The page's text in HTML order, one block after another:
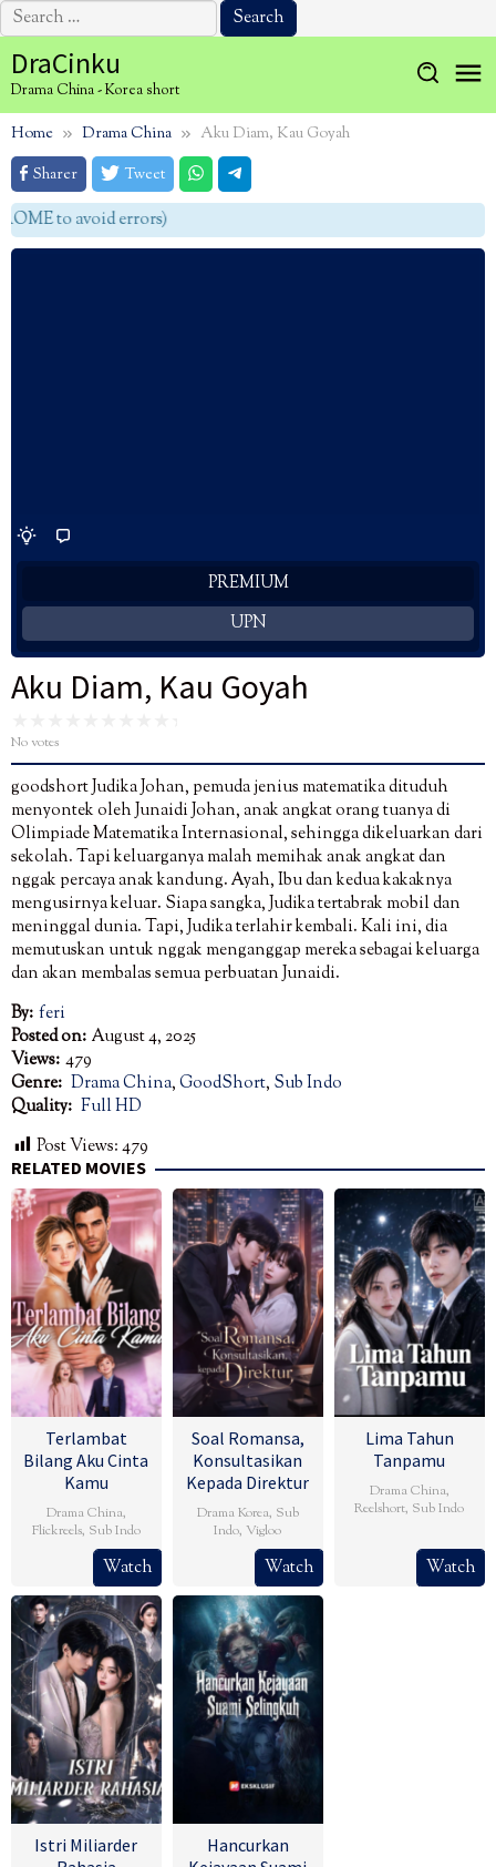
Search
for:
to
content
DraCinku
Drama China - Korea short
Home Drama China
Aku Diam, Kau Goyah
Sharer
Tweet
to avoid errors)
PREMIUM
UPN
Aku Diam, Kau Goyah
No votes
goodshort Judika Johan, pemuda jenius matematika dituduh
menyontek oleh Junaidi Johan, anak angkat orang tuanya di
Olimpiade Matematika Internasional, sehingga dikeluarkan dari
sekolah. Tapi keluarganya malah memihak anak angkat dan
nggak percaya anak kandung. Ayah, Ibu dan kedua kakaknya
mengusirnya keluar. Siapa sangka, Judika tertabrak mobil dan
meninggal dunia. Tapi, Judika terlahir kembali. Kali ini, dia
memutuskan untuk nggak menganggap mereka sebagai keluarga
dan akan membalas semua perbuatan Junaidi.
By: feri
Posted on: August 4, 2025
Views: 479
Genre: Drama China,GoodShort, Sub Indo
Quality: Full HD
Post Views:479
RELATED MOVIES
Terlambat
Bilang Aku Cinta
Kamu
Drama China,
Flickreels, Sub Indo
Watch
Soal Romansa,
Konsultasikan
Kepada Direktur
Drama Korea, Sub
Indo,Vigloo
Watch
Lima Tahun
Tanpamu
Drama China,
Reelshort, Sub Indo
Watch
Istri Miliarder
Hancurkan